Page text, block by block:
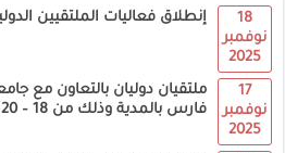
إنطلاق فعاليات الملتقيين
18
نوفمبر
2025
ملتقيان دوليان بالتعاون مع
فارس بالمدية وذلك من 18 – 20 نوفمبر 2025
17
نوفمبر
2025